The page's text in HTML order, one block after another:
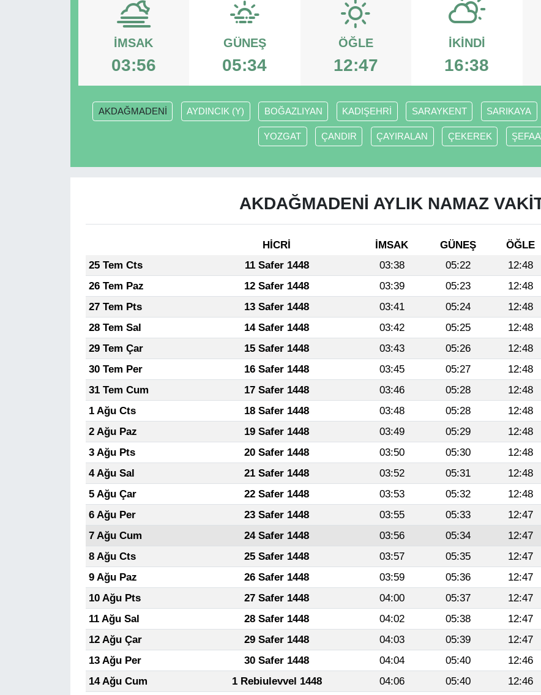
İMSAK
03:56
GÜNEŞ
05:34
ÖĞLE
12:47
İKINDI
16:38
AKDAĞMADENİ AYDINCIK (Y) BOĞAZLIYAN KADIŞEHRİ SARAYKENT SARIKAYA
YOZGAT ÇANDIR ÇAYIRALAN ÇEKEREK
AKDAĞMADENİ AYLIK NAMAZ
HİCRİ İMSAK GÜNEŞ ÖĞLE
25 Tem Cts
11 Safer 1448 03:38 05:22 12:48
26 Tem Paz
12 Safer 1448 03:39 05:23 12:48
27 Tem Pts
13 Safer 1448 03:41 05:24 12:48
28 Tem Sal
14 Safer 1448 03:42 05:25 12:48
29 Tem Çar
15 Safer 1448 03:43 05:26 12:48
30 Tem Per
16 Safer 1448 03:45 05:27 12:48
31 Tem Cum
17 Safer 1448 03:46 05:28 12:48
1 Ağu Cts
18 Safer 1448 03:48 05:28 12:48
2 Ağu Paz
19 Safer 1448 03:49 05:29 12:48
3 Ağu Pts
20 Safer 1448 03:50 05:30 12:48
4 Ağu Sal
21 Safer 1448 03:52 05:31 12:48
5 Ağu Çar
22 Safer 1448 03:53 05:32 12:48
6 Ağu Per
23 Safer 1448 03:55 05:33 12:47
7 Ağu Cum
24 Safer 1448 03:56 05:34 12:47
8 Ağu Cts
25 Safer 1448 03:57 05:35 12:47
9 Ağu Paz
26 Safer 1448 03:59 05:36 12:47
10 Ağu Pts
27 Safer 1448 04:00 05:37 12:47
11 Ağu Sal
28 Safer 1448 04:02 05:38 12:47
12 Ağu Çar
29 Safer 1448 04:03 05:39 12:47
13 Ağu Per
30 Safer 1448 04:04 05:40 12:46
14 Ağu Cum
1 Rebiulevvel 1448 04:06 05:40 12:46